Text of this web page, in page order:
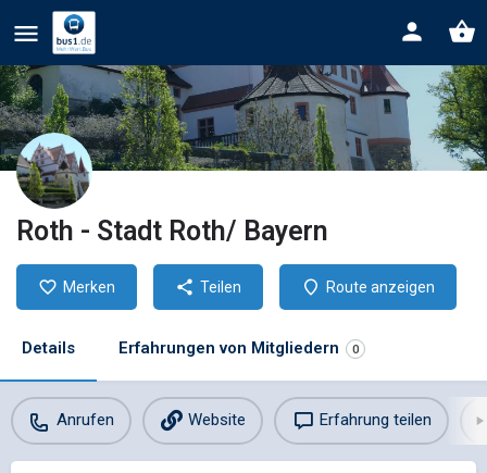
Roth - Stadt Roth/ Bayern
Merken Teilen Route anzeigen
Details Erfahrungen von Mitgliedern 0
Anrufen Website Erfahrung teilen